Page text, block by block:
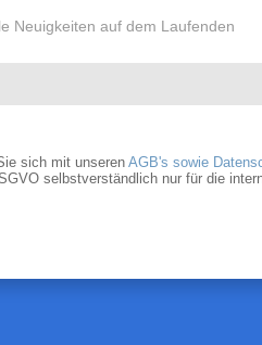
Neuigkeiten auf dem Laufenden
sich mit unserenAGB's sowie
selbstverständlich nur für die